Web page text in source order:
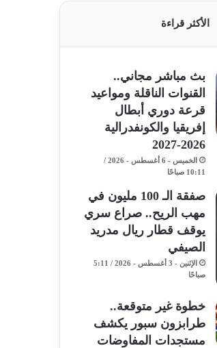
الأكثر قراءة
بث مباشر مجاني..
القنوات الناقلة ومواعيد
قرعة دوري أبطال
إفريقيا والكونفدرالية
2026-2027
الخميس - 6 أغسطس - 2026 /
10:11 صباحًا
صفقة الـ 100 مليون في
مهب الريح.. صراع سري
يوقف قطار ريال مدريد
الصيفي
الإثنين - 3 أغسطس - 2026 / 5:11
صباحًا
خطوة غير متوقعة..
طرابزون سبور يكشف
مستجدات المفاوضات